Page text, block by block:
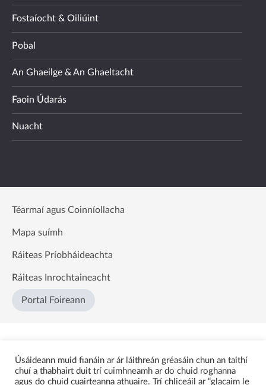
Fostaíocht & Oiliúint
Pobal
An Ghaeilge & An Ghaeltacht
Faoin Údarás
Nuacht
Téarmaí agus Coinníollacha
Mapa suímh
Ráiteas Príobháideachta
Ráiteas Inrochtaineacht
Portal Foireann
Úsáideann muid fianáin ar ár láithreán gréasáin chun an taithí
chuí a thabhairt duit trí cuimhneamh ar do chuid roghanna
agus do chuid cuairteanna athuaire. Trí chliceáil ar “glacaim le